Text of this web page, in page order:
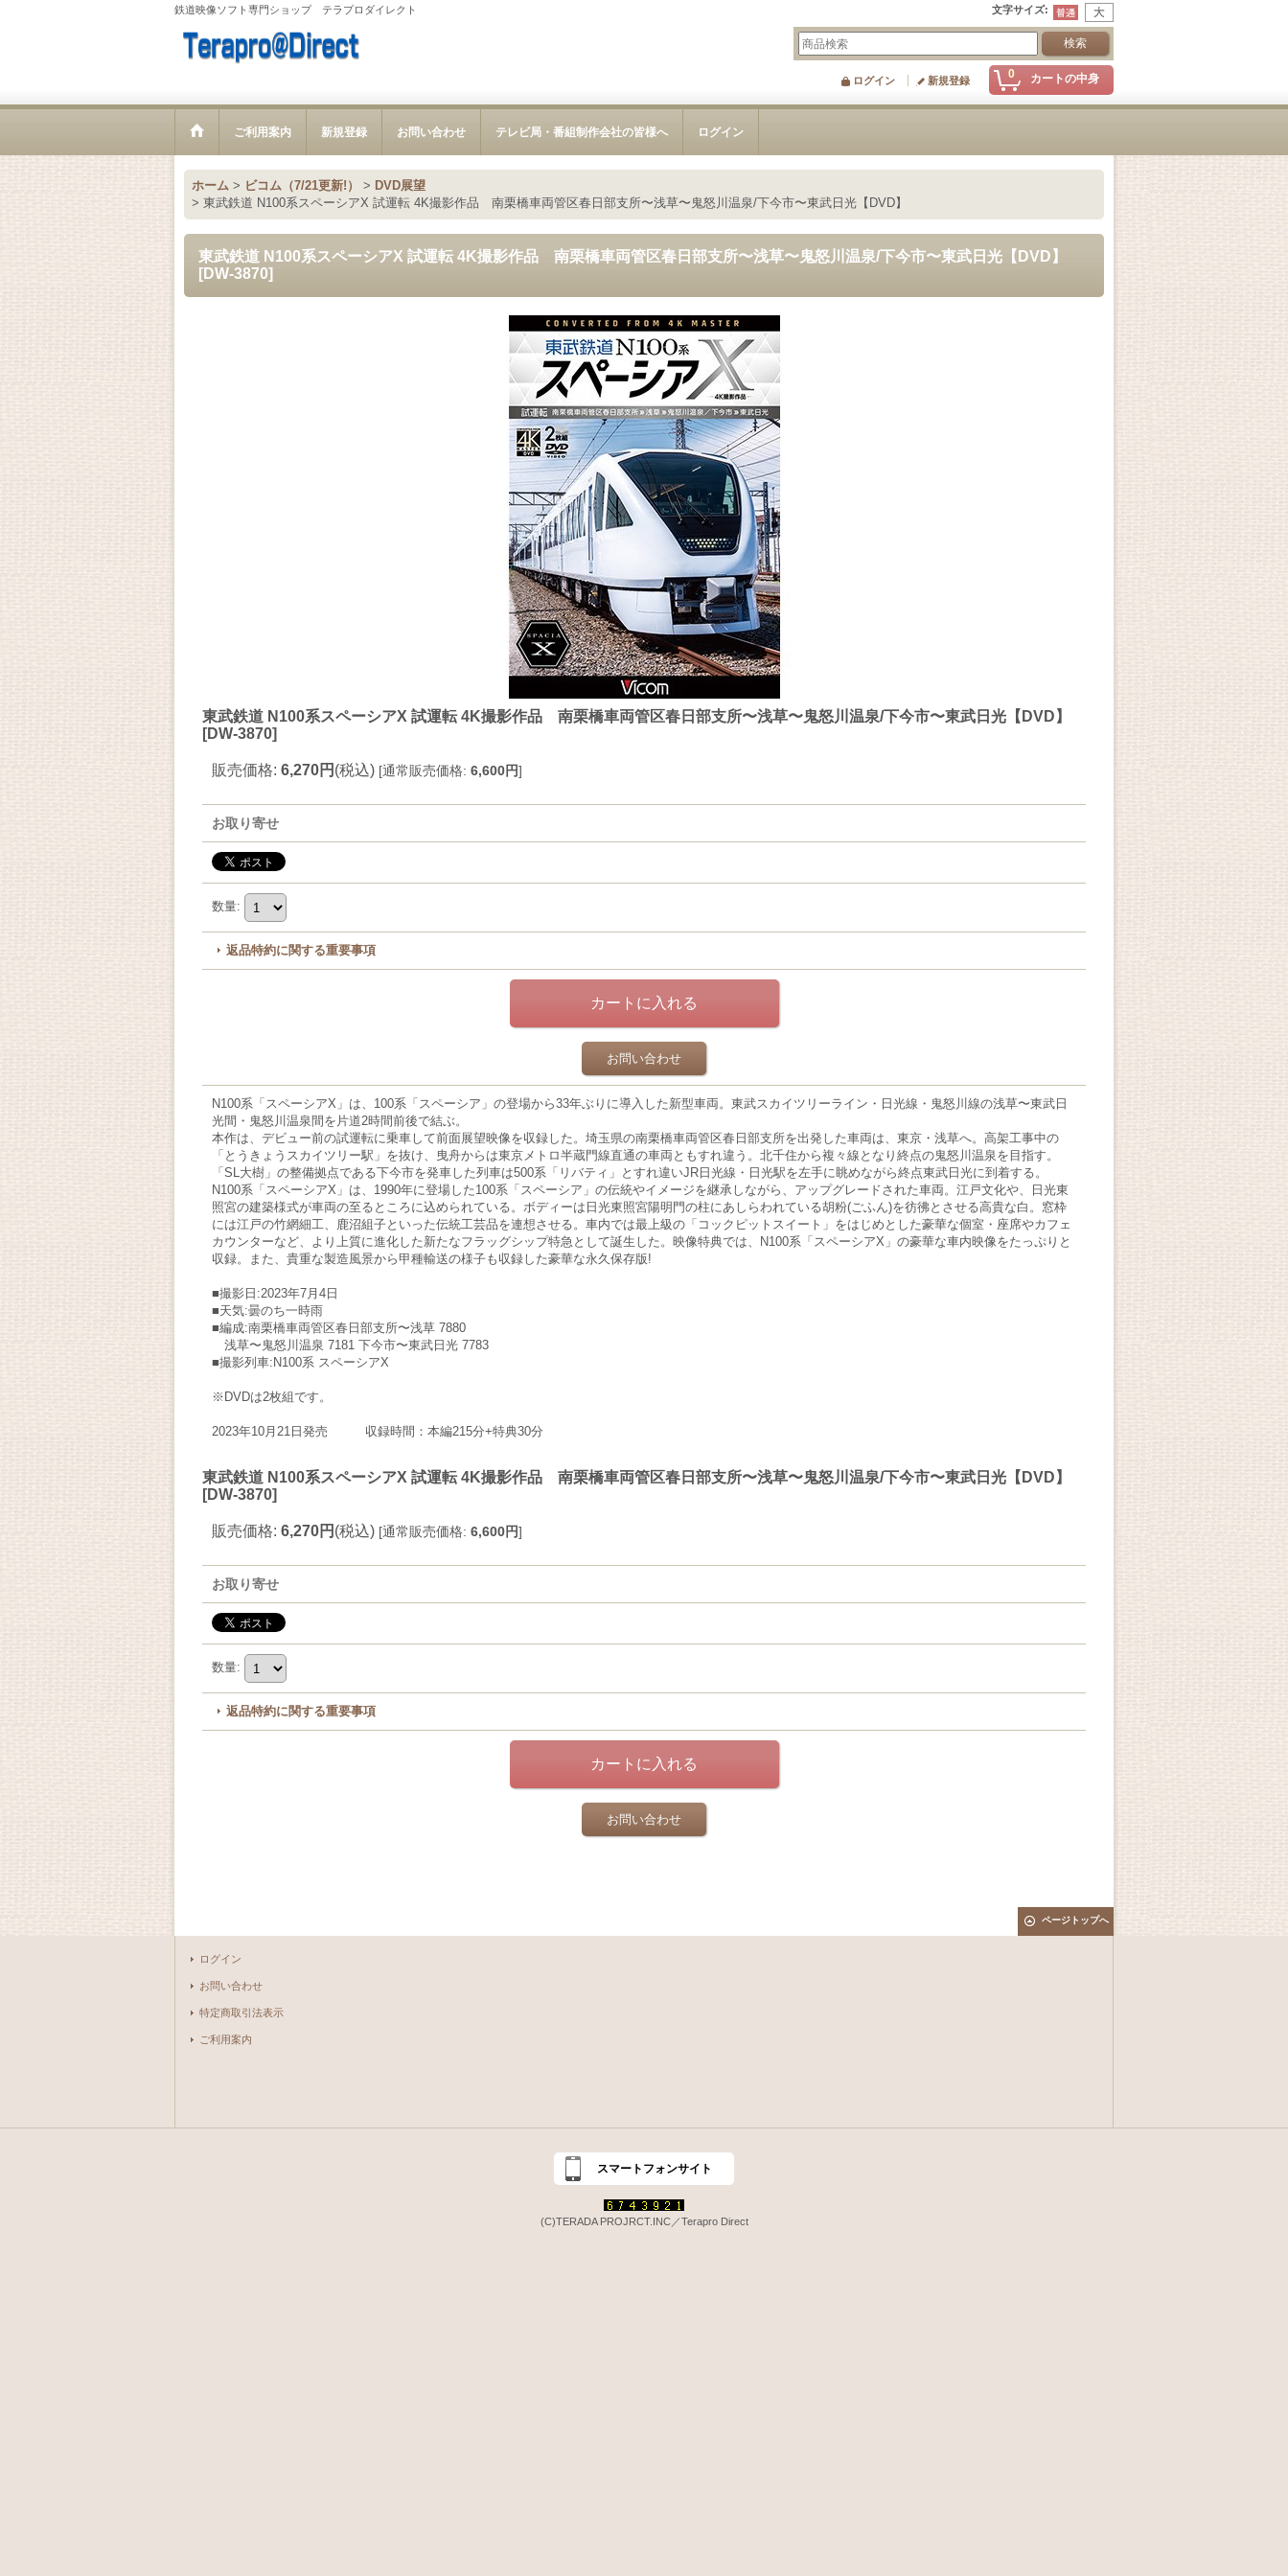
鉄道映像ソフト専門ショップ テラプロダイレクト 文字サイズ:
0 カートの中身
ログイン 新規登録
ご利用案内 新規登録 お問い合わせ テレビ局・番組制作会社の皆様へ ログイン
ホーム > ビコム（7/21更新!） > DVD展望
> 東武鉄道 N100系スペーシアX 試運転 4K撮影作品 南栗橋車両管区春日部支所〜浅草〜鬼怒川温泉/下今市〜東武日光【DVD】
東武鉄道 N100系スペーシアX 試運転 4K撮影作品 南栗橋車両管区春日部支所〜浅草〜鬼怒川温泉/下今市〜東武日光【DVD】
[DW-3870]
東武鉄道 N100系スペーシアX 試運転 4K撮影作品 南栗橋車両管区春日部支所〜浅草〜鬼怒川温泉/下今市〜東武日光【DVD】
[DW-3870]
販売価格: 6,270円 (税込) [通常販売価格: 6,600円]
お取り寄せ
数量:
返品特約に関する重要事項
お問い合わせ
N100系「スペーシアX」は、100系「スペーシア」の登場から33年ぶりに導入した新型車両。東武スカイツリーライン・日光線・鬼怒川線の浅草〜東武日
光間・鬼怒川温泉間を片道2時間前後で結ぶ。
本作は、デビュー前の試運転に乗車して前面展望映像を収録した。埼玉県の南栗橋車両管区春日部支所を出発した車両は、東京・浅草へ。高架工事中の
「とうきょうスカイツリー駅」を抜け、曳舟からは東京メトロ半蔵門線直通の車両ともすれ違う。北千住から複々線となり終点の鬼怒川温泉を目指す。
「SL大樹」の整備拠点である下今市を発車した列車は500系「リバティ」とすれ違いJR日光線・日光駅を左手に眺めながら終点東武日光に到着する。
N100系「スペーシアX」は、1990年に登場した100系「スペーシア」の伝統やイメージを継承しながら、アップグレードされた車両。江戸文化や、日光東
照宮の建築様式が車両の至るところに込められている。ボディーは日光東照宮陽明門の柱にあしらわれている胡粉(ごふん)を彷彿とさせる高貴な白。窓枠
には江戸の竹網細工、鹿沼組子といった伝統工芸品を連想させる。車内では最上級の「コックピットスイート」をはじめとした豪華な個室・座席やカフェ
カウンターなど、より上質に進化した新たなフラッグシップ特急として誕生した。映像特典では、N100系「スペーシアX」の豪華な車内映像をたっぷりと
収録。また、貴重な製造風景から甲種輸送の様子も収録した豪華な永久保存版!
■撮影日:2023年7月4日
■天気:曇のち一時雨
■編成:南栗橋車両管区春日部支所〜浅草 7880
浅草〜鬼怒川温泉 7181 下今市〜東武日光 7783
■撮影列車:N100系 スペーシアX
※DVDは2枚組です。
2023年10月21日発売 収録時間： 本編215分+特典30分
東武鉄道 N100系スペーシアX 試運転 4K撮影作品 南栗橋車両管区春日部支所〜浅草〜鬼怒川温泉/下今市〜東武日光【DVD】
[DW-3870]
販売価格: 6,270円 (税込) [通常販売価格: 6,600円]
お取り寄せ
数量:
返品特約に関する重要事項
お問い合わせ
ページトップへ
ログイン
お問い合わせ
特定商取引法表示
ご利用案内
スマートフォンサイト
(C)TERADA PROJRCT.INC／Terapro Direct